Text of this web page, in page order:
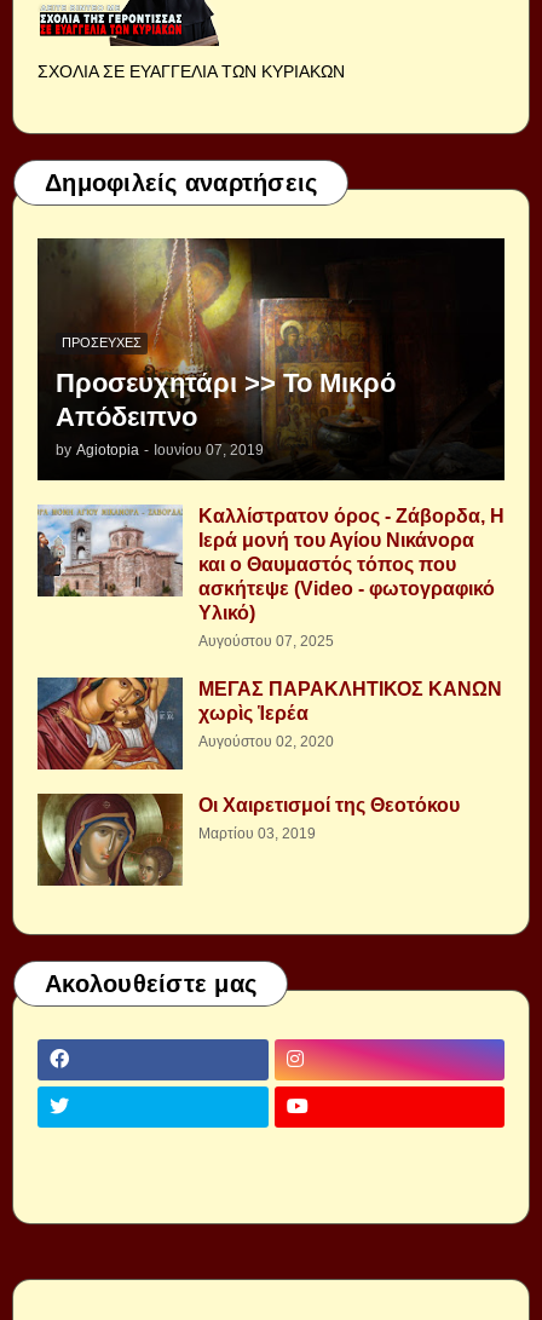
ΣΧΟΛΙΑ ΣΕ ΕΥΑΓΓΕΛΙΑ ΤΩΝ ΚΥΡΙΑΚΩΝ
Δημοφιλείς αναρτήσεις
ΠΡΟΣΕΥΧΈΣ
Προσευχητάρι >> Το Μικρό
Απόδειπνο
by Agiotopia - Ιουνίου 07, 2019
Καλλίστρατον όρος - Ζάβορδα, Η
Ιερά μονή του Αγίου Νικάνορα
και ο Θαυμαστός τόπος που
ασκήτεψε (Video - φωτογραφικό
Υλικό)
Αυγούστου 07, 2025
ΜΕΓΑΣ ΠΑΡΑΚΛΗΤΙΚΟΣ ΚΑΝΩΝ
χωρὶς Ἱερέα
Αυγούστου 02, 2020
Οι Χαιρετισμοί της Θεοτόκου
Μαρτίου 03, 2019
Ακολουθείστε μας